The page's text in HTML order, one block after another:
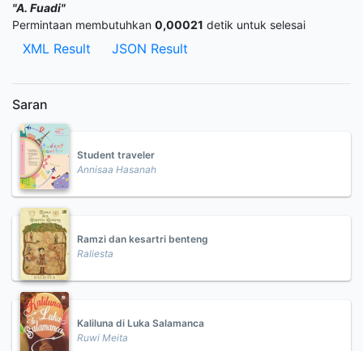
"A. Fuadi"
Permintaan membutuhkan 0,00021 detik untuk selesai
XML Result JSON Result
Saran
Student traveler
Annisaa Hasanah
Ramzi dan kesartri benteng
Raliesta
Kaliluna di Luka Salamanca
Ruwi Meita